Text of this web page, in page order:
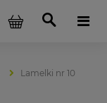
Lamelki nr 10